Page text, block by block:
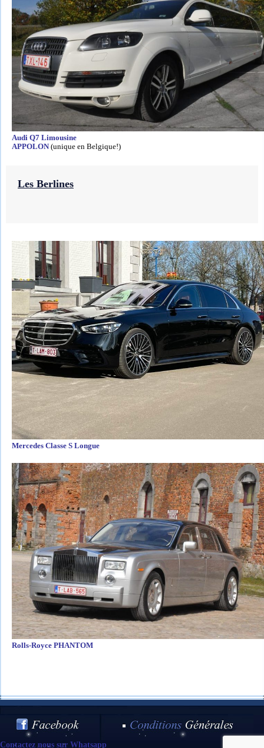
Audi Q7 Limousine
APPOLON (unique en Belgique!)
Les Berlines
Mercedes Classe S Longue
Rolls-Royce PHANTOM
Contactez nous sur Whatsapp